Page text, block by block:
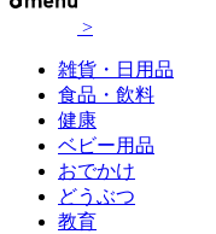
>
雑貨・日用品
食品・飲料
健康
ベビー用品
おでかけ
どうぶつ
教育